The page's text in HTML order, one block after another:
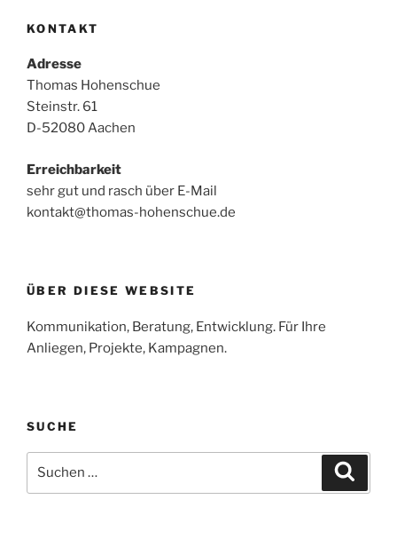
KONTAKT
Adresse
Thomas Hohenschue
Steinstr. 61
D-52080 Aachen
Erreichbarkeit
sehr gut und rasch über E-Mail
kontakt@thomas-hohenschue.de
ÜBER DIESE WEBSITE
Kommunikation, Beratung, Entwicklung. Für Ihre
Anliegen, Projekte, Kampagnen.
SUCHE
nach: